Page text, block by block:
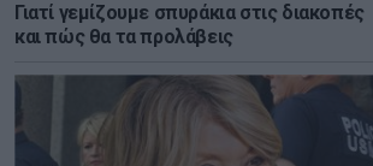
Γιατί γεμίζουμε σπυράκια στις διακοπές
και πώς θα τα προλάβεις